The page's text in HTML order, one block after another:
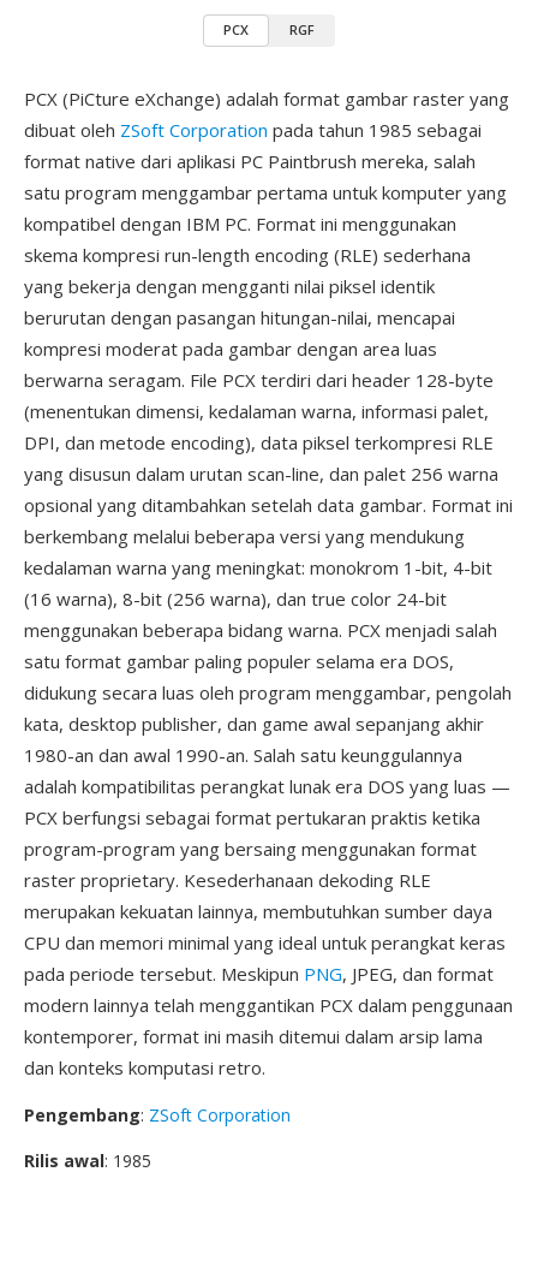
PCX RGF
PCX (PiCture eXchange) adalah format gambar raster yang
dibuat oleh ZSoft Corporation pada tahun 1985 sebagai
format native dari aplikasi PC Paintbrush mereka, salah
satu program menggambar pertama untuk komputer yang
kompatibel dengan IBM PC. Format ini menggunakan
skema kompresi run-length encoding (RLE) sederhana
yang bekerja dengan mengganti nilai piksel identik
berurutan dengan pasangan hitungan-nilai, mencapai
kompresi moderat pada gambar dengan area luas
berwarna seragam. File PCX terdiri dari header 128-byte
(menentukan dimensi, kedalaman warna, informasi palet,
DPI, dan metode encoding), data piksel terkompresi RLE
yang disusun dalam urutan scan-line, dan palet 256 warna
opsional yang ditambahkan setelah data gambar. Format ini
berkembang melalui beberapa versi yang mendukung
kedalaman warna yang meningkat: monokrom 1-bit, 4-bit
(16 warna), 8-bit (256 warna), dan true color 24-bit
menggunakan beberapa bidang warna. PCX menjadi salah
satu format gambar paling populer selama era DOS,
didukung secara luas oleh program menggambar, pengolah
kata, desktop publisher, dan game awal sepanjang akhir
1980-an dan awal 1990-an. Salah satu keunggulannya
adalah kompatibilitas perangkat lunak era DOS yang luas —
PCX berfungsi sebagai format pertukaran praktis ketika
program-program yang bersaing menggunakan format
raster proprietary. Kesederhanaan dekoding RLE
merupakan kekuatan lainnya, membutuhkan sumber daya
CPU dan memori minimal yang ideal untuk perangkat keras
pada periode tersebut. Meskipun PNG, JPEG, dan format
modern lainnya telah menggantikan PCX dalam penggunaan
kontemporer, format ini masih ditemui dalam arsip lama
dan konteks komputasi retro.
Pengembang: ZSoft Corporation
Rilis awal: 1985